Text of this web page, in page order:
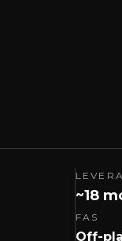
~18
FAS
Off-